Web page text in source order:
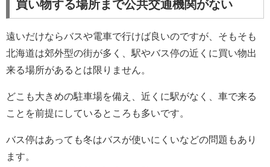
買い物する場所まで公共交通機関がない
遠いだけならバスや電車で行けば良いのですが、そもそも
北海道は郊外型の街が多く、駅やバス停の近くに買い物出
来る場所があるとは限りません。
どこも大きめの駐車場を備え、近くに駅がなく、車で来る
ことを前提にしているところも多いです。
バス停はあっても冬はバスが使いにくいなどの問題もあり
ます。